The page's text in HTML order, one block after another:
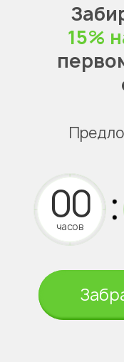
15%
часов